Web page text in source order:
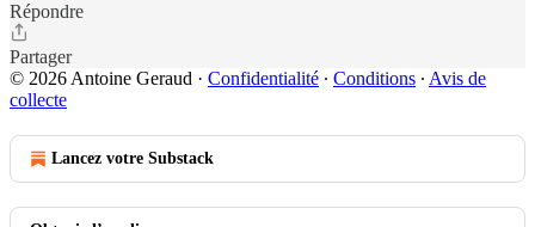
Répondre
Partager
© 2026 Antoine Geraud · Confidentialité ∙ Conditions ∙ Avis de
collecte
Lancez votre Substack